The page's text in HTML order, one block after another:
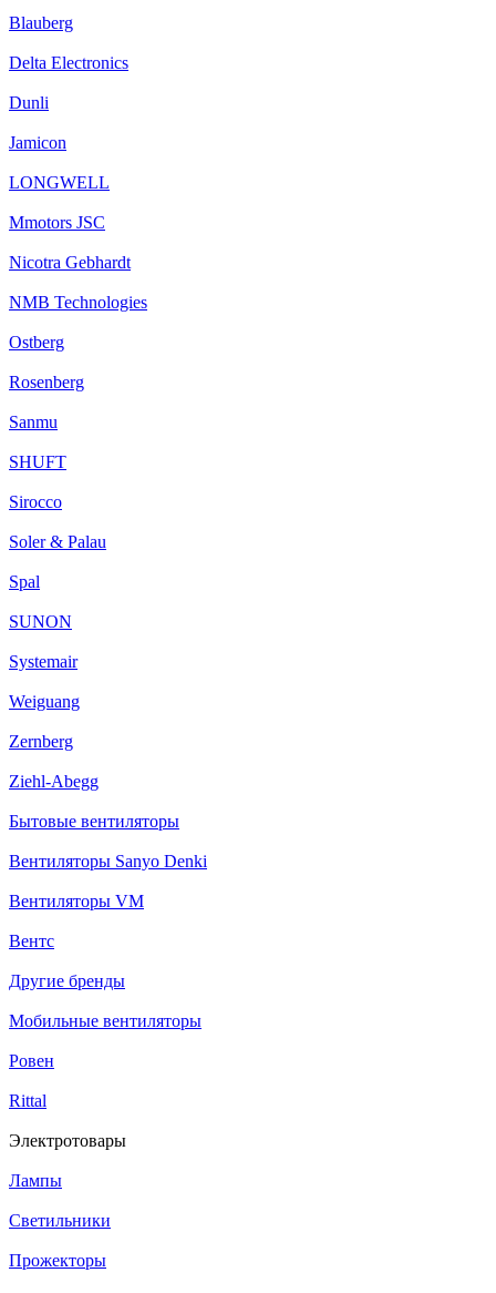
Blauberg
Delta Electronics
Dunli
Jamicon
LONGWELL
Mmotors JSC
Nicotra Gebhardt
NMB Technologies
Ostberg
Rosenberg
Sanmu
SHUFT
Sirocco
Soler & Palau
Spal
SUNON
Systemair
Weiguang
Zernberg
Ziehl-Abegg
Бытовые вентиляторы
Вентиляторы Sanyo Denki
Вентиляторы VM
Вентс
Другие бренды
Мобильные вентиляторы
Ровен
Rittal
Электротовары
Лампы
Светильники
Прожекторы